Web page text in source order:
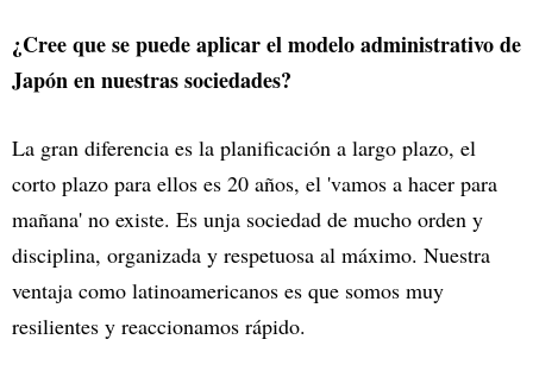
¿Cree que se puede aplicar el modelo administrativo de
Japón en nuestras sociedades?
La gran diferencia es la planificación a largo plazo, el
corto plazo para ellos es 20 años, el 'vamos a hacer para
mañana' no existe. Es unja sociedad de mucho orden y
disciplina, organizada y respetuosa al máximo. Nuestra
ventaja como latinoamericanos es que somos muy
resilientes y reaccionamos rápido.